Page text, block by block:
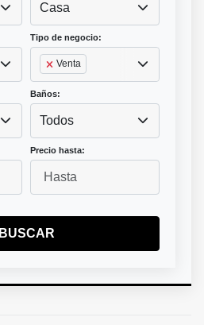
Casa
Tipo de negocio:
Venta
Baños:
Todos
Precio hasta:
BUSCAR